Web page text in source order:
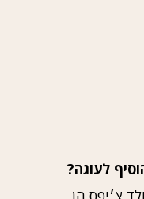
לעוגה?